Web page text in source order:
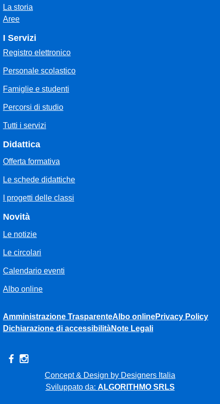
La storia
Aree
I Servizi
Registro elettronico
Personale scolastico
Famiglie e studenti
Percorsi di studio
Tutti i servizi
Didattica
Offerta formativa
Le schede didattiche
I progetti delle classi
Novità
Le notizie
Le circolari
Calendario eventi
Albo online
Amministrazione TrasparenteAlbo onlinePrivacy Policy
Dichiarazione di accessibilitàNote Legali
Concept & Design by Designers Italia
Sviluppato da: ALGORITHMO SRLS